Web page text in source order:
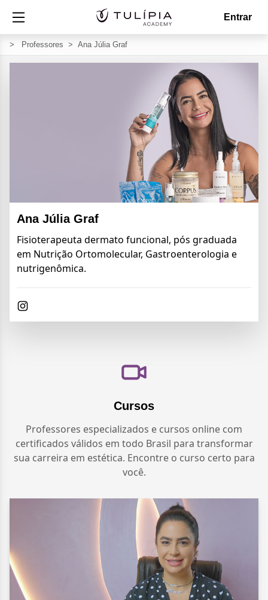
Entrar
> Professores > Ana Júlia Graf
Ana Júlia Graf
Fisioterapeuta dermato funcional, pós graduada
em Nutrição Ortomolecular, Gastroenterologia e
nutrigenômica.
Cursos
Professores especializados e cursos online com
certificados válidos em todo Brasil para transformar
sua carreira em estética. Encontre o curso certo para
você.